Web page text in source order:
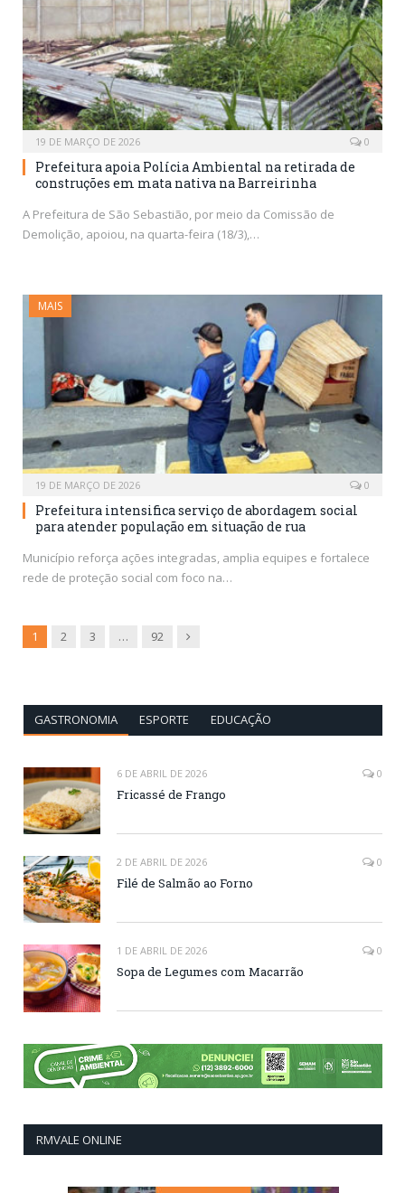
19 DE MARÇO DE 2026 0
Prefeitura apoia Polícia Ambiental na retirada de
construções em mata nativa na Barreirinha
A Prefeitura de São Sebastião, por meio da Comissão de
Demolição, apoiou, na quarta-feira (18/3),…
MAIS
19 DE MARÇO DE 2026 0
Prefeitura intensifica serviço de abordagem social
para atender população em situação de rua
Município reforça ações integradas, amplia equipes e fortalece
rede de proteção social com foco na…
1 2 3 … 92 Next
GASTRONOMIA ESPORTE EDUCAÇÃO
6 DE ABRIL DE 2026 0
Fricassé de Frango
2 DE ABRIL DE 2026 0
Filé de Salmão ao Forno
1 DE ABRIL DE 2026 0
Sopa de Legumes com Macarrão
RMVALE ONLINE